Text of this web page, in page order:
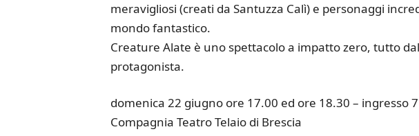
meravigliosi (creati da Santuzza Calì) e personaggi
mondo fantastico.
Creature Alate è uno spettacolo a impatto zero, tutto
protagonista.
domenica 22 giugno ore 17.00 ed ore 18.30 – ingresso
Compagnia Teatro Telaio di Brescia